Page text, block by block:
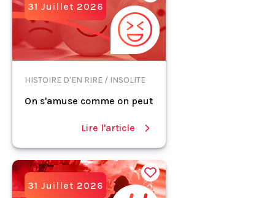
31 Juillet 2026
HISTOIRE D'EN RIRE / INSOLITE
On s'amuse comme on peut
Lire l'article
31 Juillet 2026